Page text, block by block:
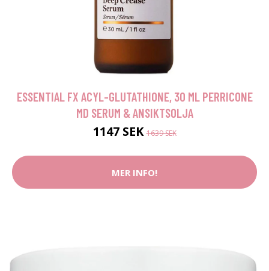
ESSENTIAL FX ACYL-GLUTATHIONE, 30 ML PERRICONE
MD SERUM & ANSIKTSOLJA
1147 SEK1639 SEK
MER INFO!